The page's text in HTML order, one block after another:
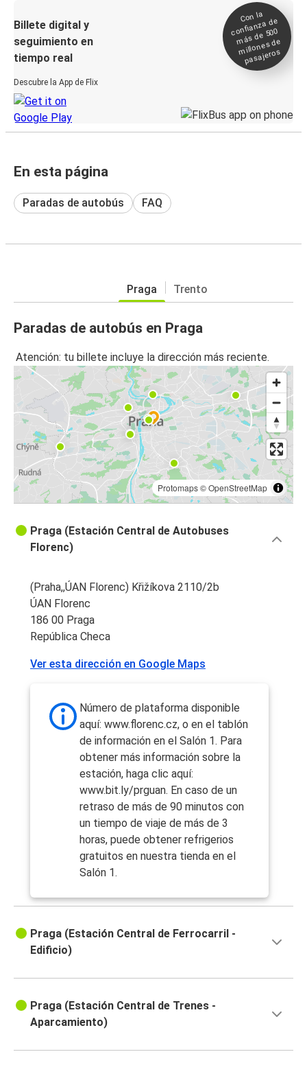
Billete digital y
seguimiento en
tiempo real
Descubre la App de Flix
Con la
confianza de
más de 500
millones de
pasajeros
En esta página
Paradas de autobús FAQ
Praga Trento
Paradas de autobús en Praga
Atención: tu billete incluye la dirección más reciente.
Protomaps©OpenStreetMap
Praga (Estación Central de Autobuses
Florenc)
(Praha,,ÚAN Florenc) Křižíkova 2110/2b
ÚAN Florenc
186 00 Praga
República Checa
Ver esta dirección en Google Maps
Número de plataforma disponible
aquí: www.florenc.cz, o en el tablón
de información en el Salón 1. Para
obtener más información sobre la
estación, haga clic aquí:
www.bit.ly/prguan. En caso de un
retraso de más de 90 minutos con
un tiempo de viaje de más de 3
horas, puede obtener refrigerios
gratuitos en nuestra tienda en el
Salón 1.
Praga (Estación Central de Ferrocarril -
Edificio)
Praga (Estación Central de Trenes -
Aparcamiento)